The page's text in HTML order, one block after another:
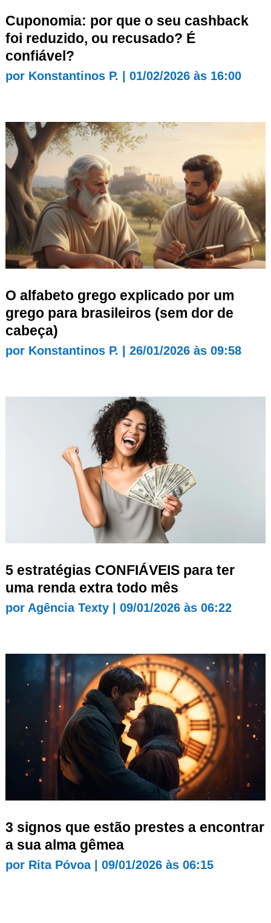
Cuponomia: por que o seu cashback
foi reduzido, ou recusado? É
confiável?
por Konstantinos P. 01/02/2026 às 16:00
O alfabeto grego explicado por um
grego para brasileiros (sem dor de
cabeça)
por Konstantinos P. 26/01/2026 às 09:58
5 estratégias CONFIÁVEIS para ter
uma renda extra todo mês
por Agência Texty| 09/01/2026 às 06:22
3 signos que estão prestes a encontrar
a sua alma gêmea
por Rita Póvoa| 09/01/2026 às 06:15